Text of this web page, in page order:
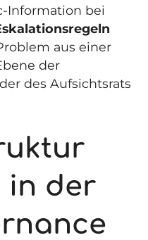
Information bei
aus einer
der
des Aufsichtsrats
in der